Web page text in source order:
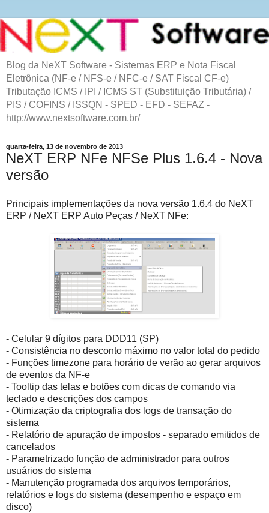
Blog da NeXT Software - Sistemas ERP e Nota Fiscal
Eletrônica (NF-e / NFS-e / NFC-e / SAT Fiscal CF-e)
Tributação ICMS / IPI / ICMS ST (Substituição Tributária) /
PIS / COFINS / ISSQN - SPED - EFD - SEFAZ -
http://www.nextsoftware.com.br/
quarta-feira, 13 de novembro de 2013
NeXT ERP NFe NFSe Plus 1.6.4 - Nova
versão
Principais implementações da nova versão 1.6.4 do NeXT
ERP / NeXT ERP Auto Peças / NeXT NFe:
- Celular 9 dígitos para DDD11 (SP)
- Consistência no desconto máximo no valor total do pedido
- Funções timezone para horário de verão ao gerar arquivos
de eventos da NF-e
- Tooltip das telas e botões com dicas de comando via
teclado e descrições dos campos
- Otimização da criptografia dos logs de transação do
sistema
- Relatório de apuração de impostos - separado emitidos de
cancelados
- Parametrizado função de administrador para outros
usuários do sistema
- Manutenção programada dos arquivos temporários,
relatórios e logs do sistema (desempenho e espaço em
disco)